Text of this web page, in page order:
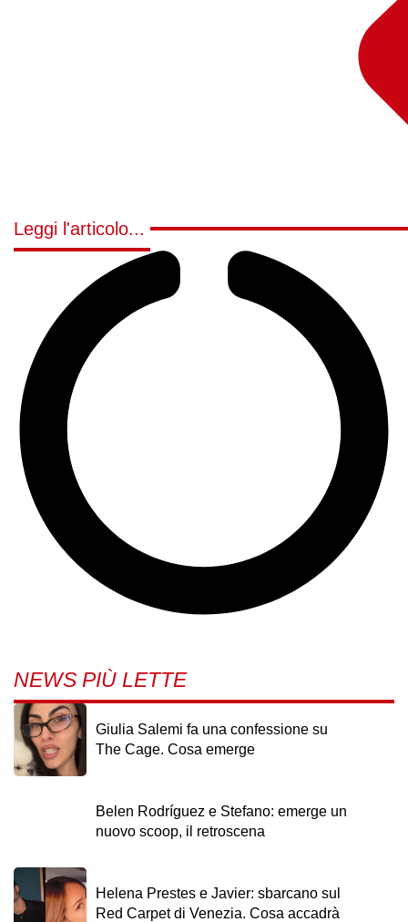
Leggi l'articolo...
NEWS PIÙ LETTE
Giulia Salemi fa una confessione su
The Cage. Cosa emerge
Belen Rodríguez e Stefano: emerge un
nuovo scoop, il retroscena
Helena Prestes e Javier: sbarcano sul
Red Carpet di Venezia. Cosa accadrà